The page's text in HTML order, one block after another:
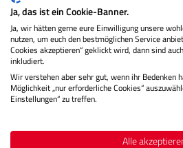
eintauschen!
Beschreibung
Lösung für alle, die ihr Kamera-,
Ja, das ist ein Cookie-Banner.
Ja, wir hätten gerne eure Einwilligung unsere
nutzen, um euch den bestmöglichen Service
Cookies akzeptieren“ geklickt wird, dann sind
inkludiert.
Wir verstehen aber sehr gut, wenn ihr Bedenken
Möglichkeit „nur erforderliche Cookies“
Einstellungen“ zu treffen.
Alle